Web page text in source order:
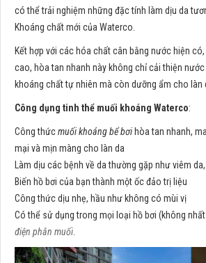
có thể trải nghiệm những đặc tính làm dịu da
Khoáng chất mới của Waterco.
Kết hợp với các hóa chất cân bằng nước hiện
cao, hòa tan nhanh này không chỉ cải thiện
khoáng chất tự nhiên mà còn dưỡng ẩm cho làn
Công dụng tinh thể muối khoáng Waterco:
Công thứcmuối khoáng bể bơihòa tan nhanh,
mại và mịn màng cho làn da
Làm dịu các bệnh về da thường gặp như viêm
Biến hồ bơi của bạn thành một ốc đảo trị liệu
Công thức dịu nhẹ, hầu như không có mùi vị
Có thể sử dụng trong mọi loại hồ bơi (không
điện phân muối